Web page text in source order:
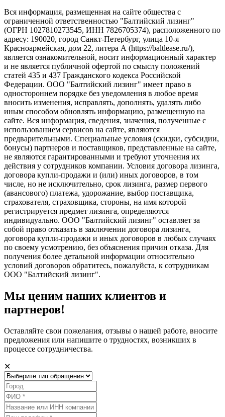
Вся информация, размещенная на сайте общества с
ограниченной ответственностью "Балтийский лизинг"
(ОГРН 1027810273545, ИНН 7826705374), расположенного по
адресу: 190020, город Санкт-Петербург, улица 10-я
Красноармейская, дом 22, литера А (https://baltlease.ru/),
является ознакомительной, носит информационный характер
и не является публичной офертой по смыслу положений
статей 435 и 437 Гражданского кодекса Российской
Федерации. ООО "Балтийский лизинг" имеет право в
одностороннем порядке без уведомления в любое время
вносить изменения, исправлять, дополнять, удалять либо
иным способом обновлять информацию, размещенную на
сайте. Вся информация, сведения, значения, полученные с
использованием сервисов на сайте, являются
предварительными. Специальные условия (скидки, субсидии,
бонусы) партнеров и поставщиков, представленные на сайте,
не являются гарантированными и требуют уточнения их
действия у сотрудников компании. Условия договора лизинга,
договора купли-продажи и (или) иных договоров, в том
числе, но не исключительно, срок лизинга, размер первого
(авансового) платежа, удорожание, выбор поставщика,
страхователя, страховщика, стороны, на имя которой
регистрируется предмет лизинга, определяются
индивидуально. ООО "Балтийский лизинг" оставляет за
собой право отказать в заключении договора лизинга,
договора купли-продажи и иных договоров в любых случаях
по своему усмотрению, без объяснения причин отказа. Для
получения более детальной информации относительно
условий договоров обратитесь, пожалуйста, к сотрудникам
ООО "Балтийский лизинг".
Мы ценим наших клиентов и
партнеров!
Оставляйте свои пожелания, отзывы о нашей работе, вносите
предложения или напишите о трудностях, возникших в
процессе сотрудничества.
✕